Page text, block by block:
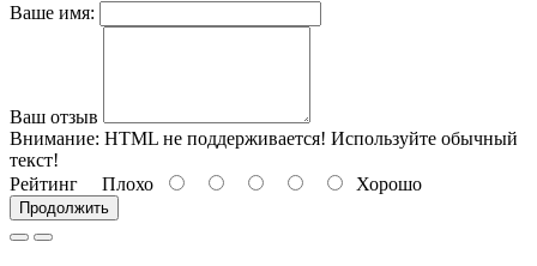
Ваше имя:
Ваш отзыв
Внимание: HTML не поддерживается! Используйте обычный
текст!
Рейтинг Плохо Хорошо
Продолжить